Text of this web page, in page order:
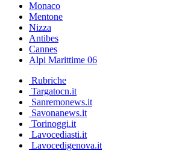
Monaco
Mentone
Nizza
Antibes
Cannes
Alpi Marittime 06
Rubriche
Targatocn.it
Sanremonews.it
Savonanews.it
Torinoggi.it
Lavocediasti.it
Lavocedigenova.it